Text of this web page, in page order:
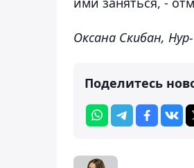
Оксана Скибан,
Поделитесь